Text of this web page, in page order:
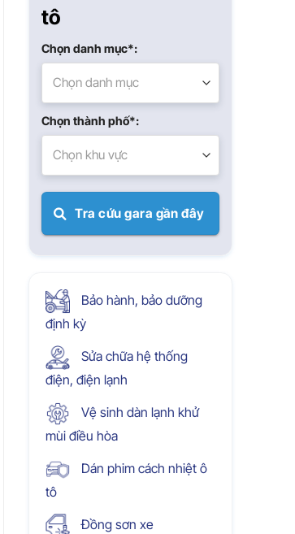
tô
Chọn danh mục*:
Chọn danh mục
Chọn thành phố*:
Chọn khu vực
Tra cứu gara gần đây
Bảo hành, bảo dưỡng
định kỳ
Sửa chữa hệ thống
điện, điện lạnh
Vệ sinh dàn lạnh khử
mùi điều hòa
Dán phim cách nhiệt ô
tô
Đồng sơn xe